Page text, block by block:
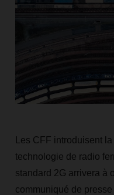
Les CFF introduisent
technologie de radio
standard 2G arrivera à
communiqué de